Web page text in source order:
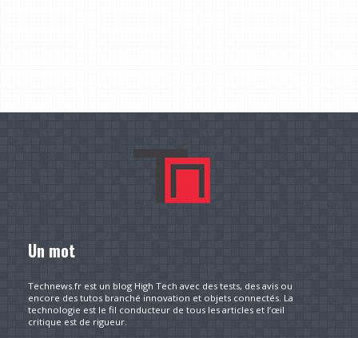
Un mot
Technews.fr est un blog High Tech avec des tests, des avis ou
encore des tutos branché innovation et objets connectés. La
technologie est le fil conducteur de tous les articles et l’œil
critique est de rigueur.